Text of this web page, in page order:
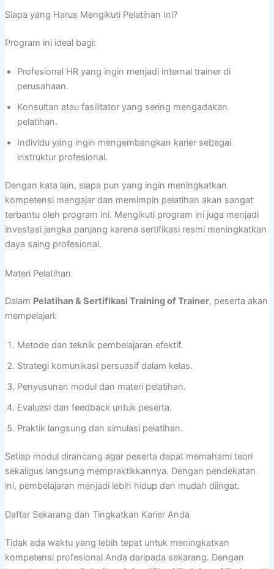
Siapa yang Harus Mengikuti Pelatihan Ini?
Program ini ideal bagi:
Profesional HR yang ingin menjadi internal trainer di
perusahaan.
Konsultan atau fasilitator yang sering mengadakan
pelatihan.
Individu yang ingin mengembangkan karier sebagai
instruktur profesional.
Dengan kata lain, siapa pun yang ingin meningkatkan
kompetensi mengajar dan memimpin pelatihan akan sangat
terbantu oleh program ini. Mengikuti program ini juga menjadi
investasi jangka panjang karena sertifikasi resmi meningkatkan
daya saing profesional.
Materi Pelatihan
Dalam Pelatihan & Sertifikasi Training of Trainer, peserta akan
mempelajari:
Metode dan teknik pembelajaran efektif.
Strategi komunikasi persuasif dalam kelas.
Penyusunan modul dan materi pelatihan.
Evaluasi dan feedback untuk peserta.
Praktik langsung dan simulasi pelatihan.
Setiap modul dirancang agar peserta dapat memahami teori
sekaligus langsung mempraktikkannya. Dengan pendekatan
ini, pembelajaran menjadi lebih hidup dan mudah diingat.
Daftar Sekarang dan Tingkatkan Karier Anda
Tidak ada waktu yang lebih tepat untuk meningkatkan
kompetensi profesional Anda daripada sekarang. Dengan